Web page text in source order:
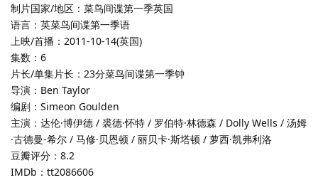
制片国家/地区：菜鸟间谍第一季英国
语言：英菜鸟间谍第一季语
上映/首播：2011-10-14(英国)
集数：6
片长/单集片长：23分菜鸟间谍第一季钟
导演：Ben Taylor
编剧：Simeon Goulden
主演：达伦·博伊德 / 裘德·怀特 / 罗伯特·林德森 / Dolly Wells / 汤姆
·古德曼-希尔 / 马修·贝恩顿 / 丽贝卡·斯塔顿 / 萝西·凯弗利洛
豆瓣评分：8.2
IMDb：tt2086606